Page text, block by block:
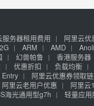
服务器租用费用 阿里云优
ARM AMD
幻兽帕鲁 香港服务器
优惠折扣 负载均衡
Entry 阿里云优惠券领取
阿里云老用户优惠 阿里云
海光通用型g7h 轻量应用